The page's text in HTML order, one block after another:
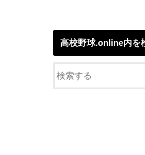
高校野球.online内を